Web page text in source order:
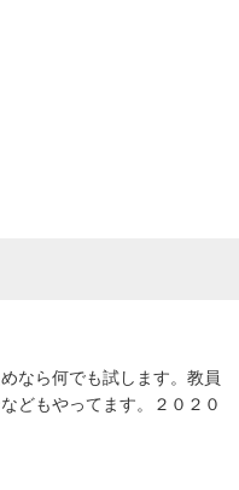
なら何でも試します。教員
どもやってます。２０２０